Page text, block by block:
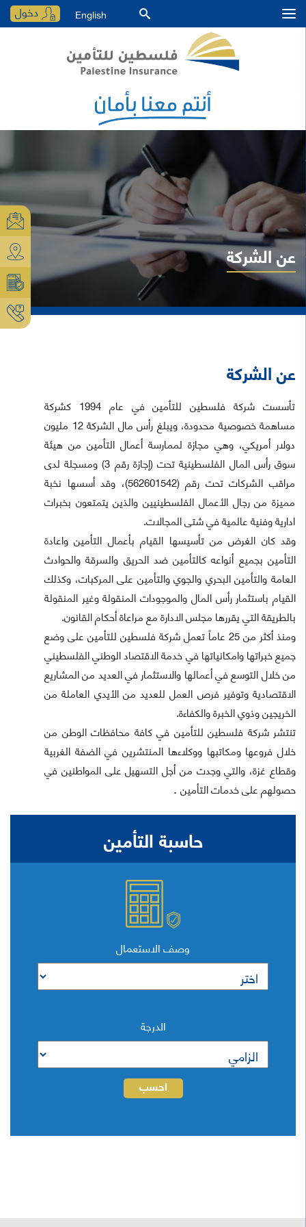
English دخول
عن الشركة
عن الشركة
تأسست شركة فلسطين للتأمين في عام 1994 كشركة
مساهمة خصوصية محدودة، ويبلغ رأس مال الشركة 12 مليون
دولار أمريكي، وهي مجازة لممارسة أعمال التأمين من هيئة
سوق رأس المال الفلسطينية تحت (إجازة رقم 3) ومسجلة لدى
مراقب الشركات تحت رقم (562601542)، وقد أسسها نخبة
مميزة من رجال الأعمال الفلسطينيين والذين يتمتعون بخبرات
ادارية وفنية عالمية في شتى المجالات.
وقد كان الغرض من تأسيسها القيام بأعمال التأمين واعادة
التأمين بجميع أنواعه كالتأمين ضد الحريق والسرقة والحوادث
العامة والتأمين البحري والجوي والتأمين على المركبات، وكذلك
القيام باستثمار رأس المال والموجودات المنقولة وغير المنقولة
بالطريقة التي يقررها مجلس الادارة مع مراعاة أحكام القانون.
ومنذ أكثر من 25 عاماً تعمل شركة فلسطين للتأمين على وضع
جميع خبراتها وامكانياتها في خدمة الاقتصاد الوطني الفلسطيني
من خلال التوسع في أعمالها والاستثمار في العديد من المشاريع
الاقتصادية وتوفير فرص العمل للعديد من الأيدي العاملة من
الخريجين وذوي الخبرة والكفاءة.
تنتشر شركة فلسطين للتأمين في كافة محافظات الوطن من
خلال فروعها ومكاتبها ووكلاءها المنتشرين في الضفة الغربية
وقطاع غزة، والتي وجدت من أجل التسهيل على المواطنين في
حصولهم على خدمات التأمين.
حاسبة التأمين
وصف الاستعمال
الدرجة
احسب